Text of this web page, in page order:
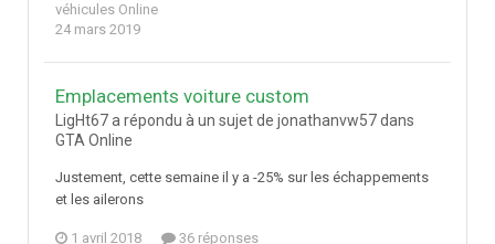
véhicules Online
24 mars 2019
Emplacements voiture custom
LigHt67 a répondu à un sujet de jonathanvw57 dans
GTA Online
Justement, cette semaine il y a -25% sur les échappements
et les ailerons
1 avril 2018 36 réponses